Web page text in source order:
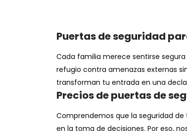
Puertas de seguridad
Cada familia merece sentirse
refugio contra amenazas externas
transforman tu entrada en una
Precios de puertas de
Comprendemos que la seguridad
en la toma de decisiones. Por eso,